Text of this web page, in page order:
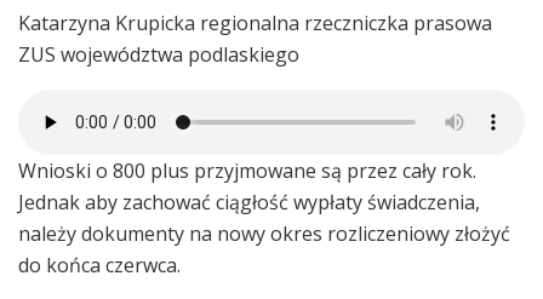
Katarzyna Krupicka regionalna rzeczniczka prasowa
ZUS województwa podlaskiego
Wnioski o 800 plus przyjmowane są przez cały rok.
Jednak aby zachować ciągłość wypłaty świadczenia,
należy dokumenty na nowy okres rozliczeniowy złożyć
do końca czerwca.